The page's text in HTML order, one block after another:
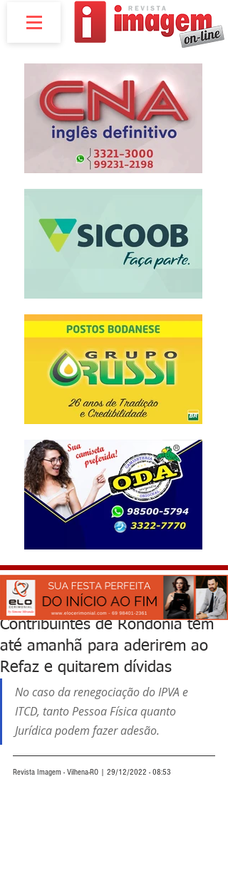
Contribuintes de Rondônia têm
até amanhã para aderirem ao
Refaz e quitarem dívidas
No caso da renegociação do IPVA e
ITCD, tanto Pessoa Física quanto
Jurídica podem fazer adesão.
Revista Imagem - Vilhena-RO | 29/12/2022 - 08:53